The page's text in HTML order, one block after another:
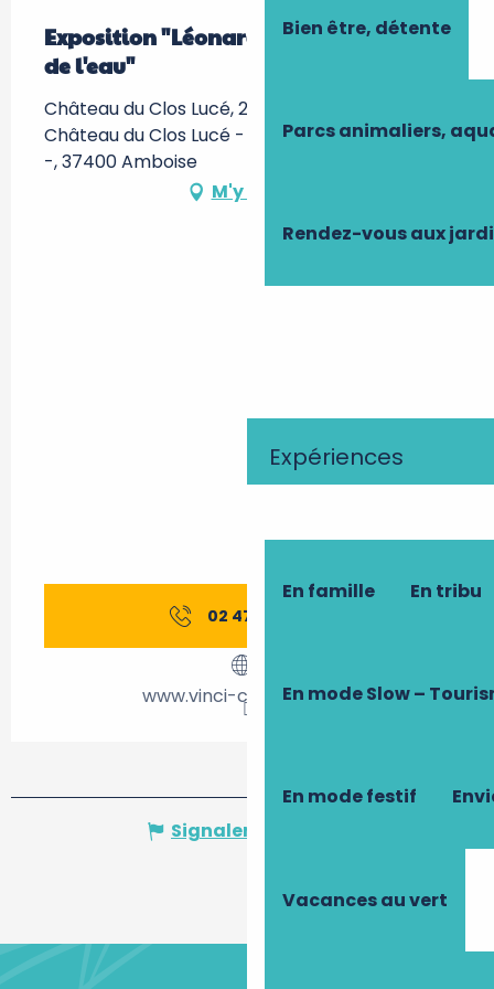
Bien être, détente
Parcs animaliers,
Rendez-vous aux
Expériences
En famille En tribu
En mode Slow –
En mode festif
Vacances au vert
Exposition "Léonard de Vinci maître
de l'eau"
Château du Clos Lucé, 2 rue du Clos Lucé,
Château du Clos Lucé - Parc Leonardo da Vinci
-, 37400 Amboise
M'y rendre
02 47 57 55
www.vinci-closluce.com
Signaler une erreur